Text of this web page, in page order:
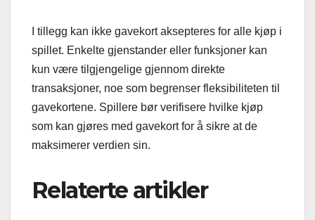
I tillegg kan ikke gavekort aksepteres for alle kjøp i
spillet. Enkelte gjenstander eller funksjoner kan
kun være tilgjengelige gjennom direkte
transaksjoner, noe som begrenser fleksibiliteten til
gavekortene. Spillere bør verifisere hvilke kjøp
som kan gjøres med gavekort for å sikre at de
maksimerer verdien sin.
Relaterte artikler